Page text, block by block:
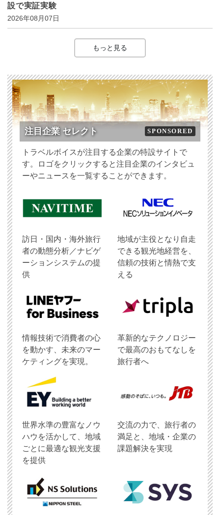
設で実証実験
2026年08月07日
もっと見る
注目企業 セレクト SPONSORED
トラベルボイスが注目する企業の特設サイトで
す。ロゴをクリックすると注目企業のインタビュ
ーやニュースを一覧することができます。
訪日・国内・海外旅行
者の動態分析／ナビゲ
ーションシステムの提
供
地域が主役となり自走
できる観光地経営を、
信頼の技術と情熱で支
える
情報技術で消費者の心
を動かす、未来のマー
ケティングを実現。
革新的なテクノロジー
で最高のおもてなしを
旅行者へ
世界水準の豊富なノウ
ハウを活かして、地域
ごとに最適な観光支援
を提供
交流の力で、旅行者の
満足と、地域・企業の
課題解決を実現